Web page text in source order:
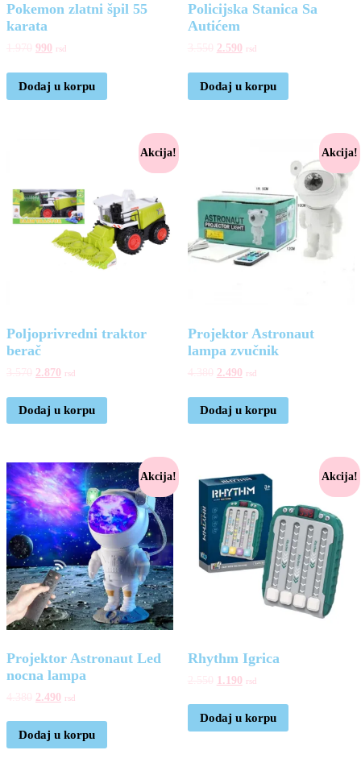
Pokemon zlatni špil 55
karata
990 rsd
Dodaj u korpu
Policijska Stanica Sa
Autićem
2.590 rsd
Dodaj u korpu
Akcija!
Poljoprivredni traktor
berač
2.870 rsd
Dodaj u korpu
Akcija!
Projektor Astronaut
lampa zvučnik
2.490 rsd
Dodaj u korpu
Akcija!
Projektor Astronaut Led
nocna lampa
2.490 rsd
Dodaj u korpu
Akcija!
Rhythm Igrica
1.190 rsd
Dodaj u korpu